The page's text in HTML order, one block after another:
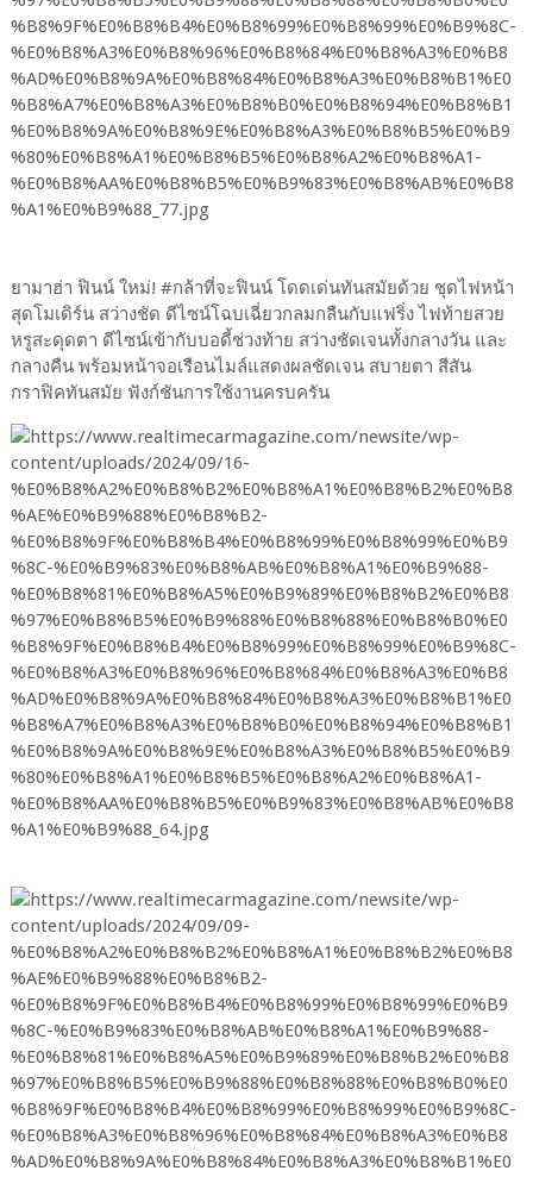
ยามาฮ่า ฟินน์ ใหม่! #กล้าที่จะฟินน์ โดดเด่นทันสมัยด้วย ชุดไฟหน้า
สุดโมเดิร์น สว่างชัด ดีไซน์โฉบเฉี่ยวกลมกลืนกับแฟริ่ง ไฟท้ายสวย
หรูสะดุดตา ดีไซน์เข้ากับบอดี้ช่วงท้าย สว่างชัดเจนทั้งกลางวัน และ
กลางคืน พร้อมหน้าจอเรือนไมล์แสดงผลชัดเจน สบายตา สีสัน
กราฟิคทันสมัย ฟังก์ชันการใช้งานครบครัน